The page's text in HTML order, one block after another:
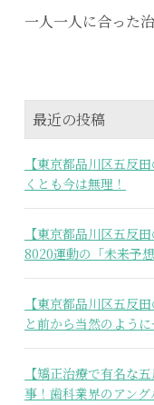
一人一人に合った
最近の投稿
【東京都品川区五反
くとも今は無理！
【東京都品川区五反
8020運動の「未来予
【東京都品川区五反
と前から当然のよう
【矯正治療で有名な
事！歯科業界のアング